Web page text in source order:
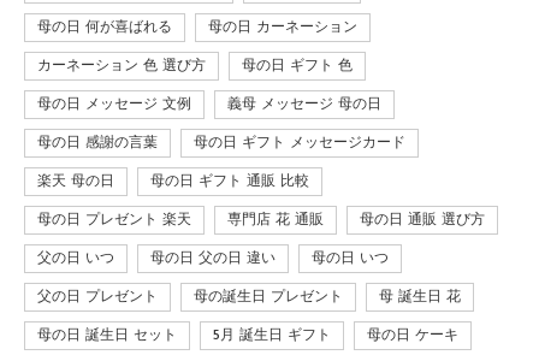
母の日 何が喜ばれる 母の日 カーネーション
カーネーション 色 選び方 母の日 ギフト 色
母の日 メッセージ 文例 義母 メッセージ 母の日
母の日 感謝の言葉 母の日 ギフト メッセージカード
楽天 母の日 母の日 ギフト 通販 比較
母の日 プレゼント 楽天 専門店 花 通販 母の日 通販 選び方
父の日 いつ 母の日 父の日 違い 母の日 いつ
父の日 プレゼント 母の誕生日 プレゼント 母 誕生日 花
母の日 誕生日 セット 5月 誕生日 ギフト 母の日 ケーキ